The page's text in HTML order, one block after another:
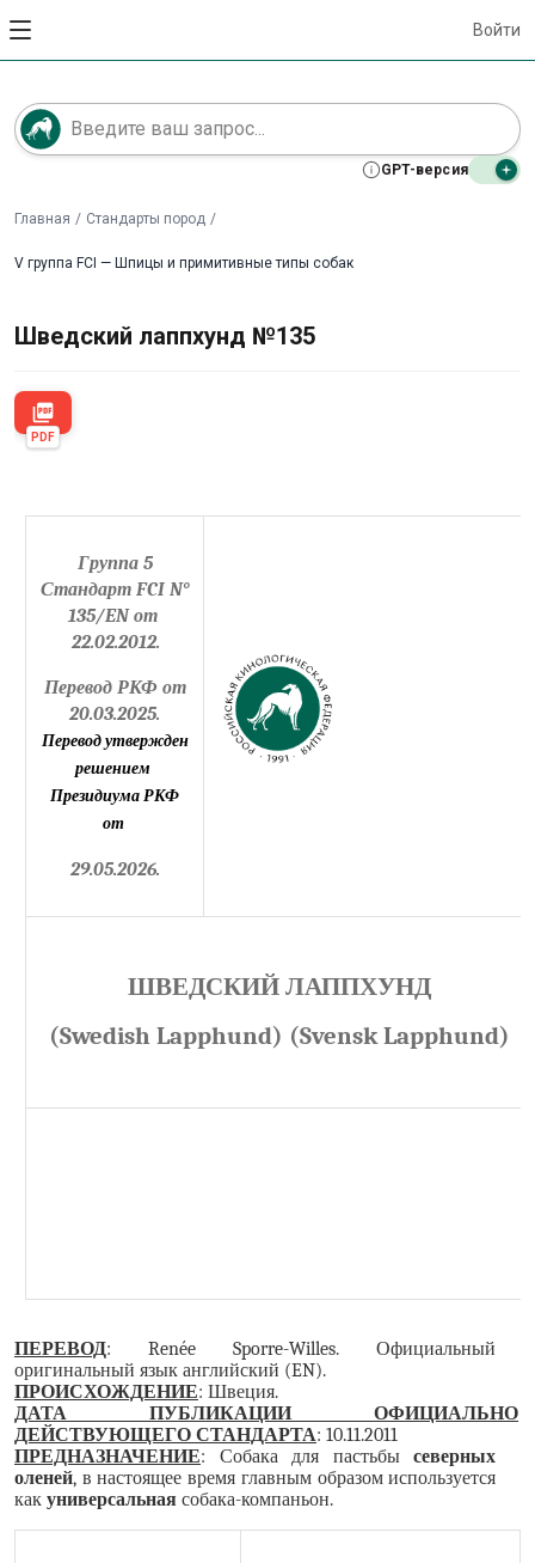
Войти
GPT-версия
Главная / Стандарты пород /
V группа FCI — Шпицы и примитивные типы собак
Шведский лаппхунд №135
picture_as_pdf
PDF
Группа 5
СтандартFCI N°
135/ENот
22.02.2012.
Перевод РКФ от
20.03.2025.
Перевод утвержден
решением
Президиума РКФ
от
29.05.2026.
ШВЕДСКИЙ ЛАППХУНД
(Swedish Lapphund) (Svensk Lapphund)
ПЕРЕВОД:Renée Sporre-Willes. Официальный
оригинальный язык английский (EN).
ПРОИСХОЖДЕНИЕ: Швеция.
ДАТА ПУБЛИКАЦИИ ОФИЦИАЛЬНО
ДЕЙСТВУЮЩЕГО СТАНДАРТА: 10.11.2011
ПРЕДНАЗНАЧЕНИЕ: Собака для пастьбысеверных
оленей, в настоящее время главным образом используется
как универсальная собака-компаньон.